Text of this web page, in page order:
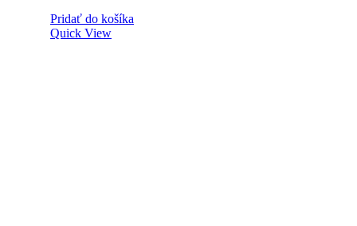
Pridať do košíka
Quick View